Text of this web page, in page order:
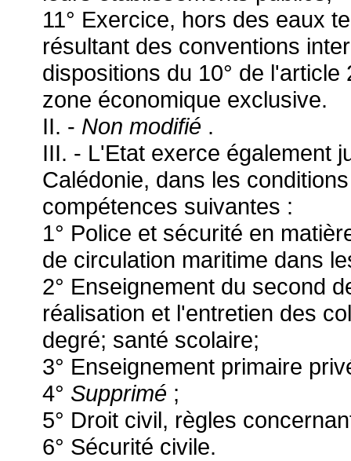
11° Exercice, hors des eaux
résultant des conventions
dispositions du 10° de
zone économique exclusive.
II. - Non modifié .
III. - L'Etat exerce également
Calédonie, dans les
compétences suivantes :
1° Police et sécurité en
de circulation maritime dans
2° Enseignement du second
réalisation et l'entretien des
degré; santé scolaire;
3° Enseignement primaire
4° Supprimé ;
5° Droit civil, règles
6° Sécurité civile.